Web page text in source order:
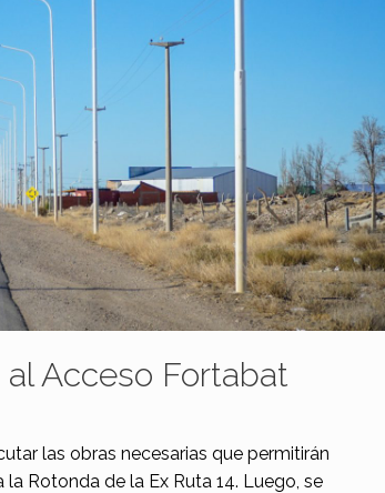
al Acceso Fortabat
las obras necesarias que permitirán
Rotonda de la Ex Ruta 14. Luego, se